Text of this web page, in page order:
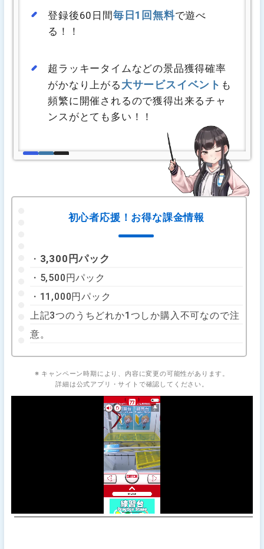
登録後60日間毎日1回無料で遊べ
る！！
超ラッキータイムなどの景品獲得確率
がかなり上がる 大サービスイベント も
頻繁に開催されるので獲得出来るチャ
ンスがとても多い！！
初心者応援！お得な課金情報
・ 3,300円パック
・5,500円パック
・11,000円パック
上記3つのうちどれか1つしか購入不可なので注
意。
※ キャンペーン時期により、内容に変更の可能性があります。
詳細は公式アプリ・サイトで確認してください。